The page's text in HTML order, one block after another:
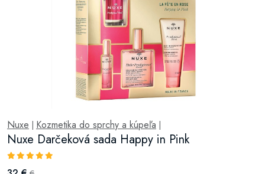
Nuxe Kozmetika do sprchy a kúpeľa
Nuxe Darčeková sada Happy in Pink